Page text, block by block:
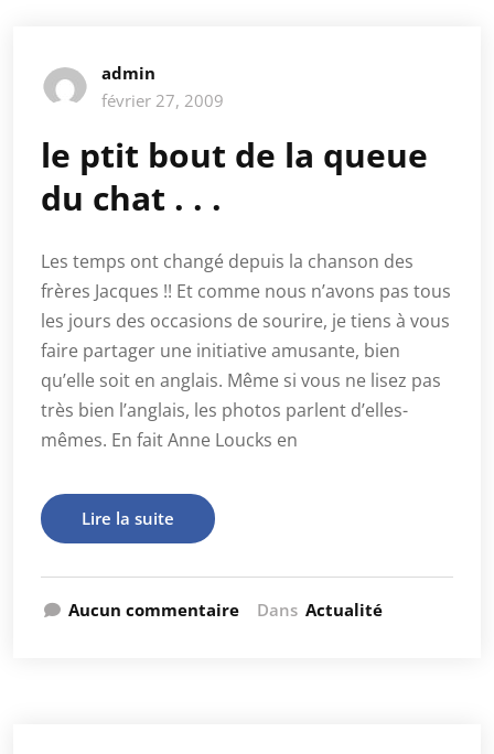
admin
février 27, 2009
le ptit bout de la queue
du chat . . .
Les temps ont changé depuis la chanson des
frères Jacques !! Et comme nous n’avons pas tous
les jours des occasions de sourire, je tiens à vous
faire partager une initiative amusante, bien
qu’elle soit en anglais. Même si vous ne lisez pas
très bien l’anglais, les photos parlent d’elles-
mêmes. En fait Anne Loucks en
Lire la suite
Aucun commentaire Dans Actualité